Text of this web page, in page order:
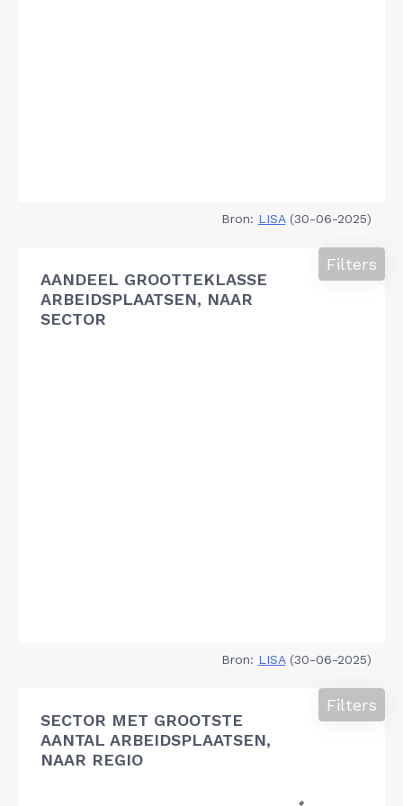
Bron: LISA(30-06-2025)
AANDEEL GROOTTEKLASSE
ARBEIDSPLAATSEN, NAAR
SECTOR
Filters
Bron: LISA(30-06-2025)
SECTOR MET GROOTSTE
AANTAL ARBEIDSPLAATSEN,
NAAR REGIO
Filters